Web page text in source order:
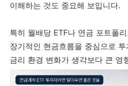
이해하는 것도 중요해 보입니다.
특히 월배당 ETF나 연금 포트폴
장기적인 현금흐름을 중심으로
금리 환경 변화가 생각보다 큰 영